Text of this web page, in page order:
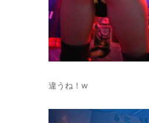
違うね！w